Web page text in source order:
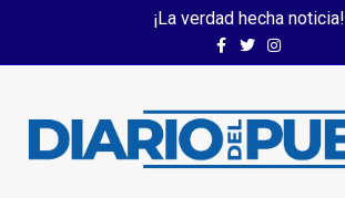
¡La verdad hecha noticia!
FacebookTwitterInstagram